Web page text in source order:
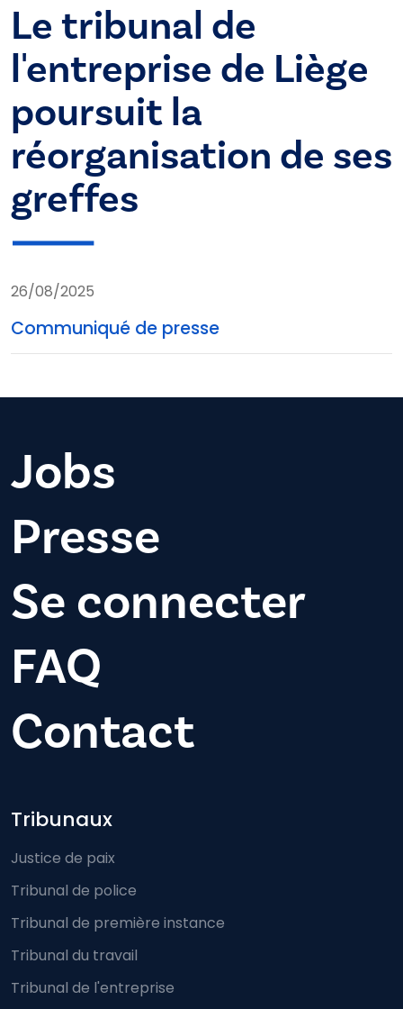
Le tribunal de
l'entreprise de Liège
poursuit la
réorganisation de ses
greffes
26/08/2025
Communiqué de presse
Jobs
Presse
Se connecter
FAQ
Contact
Footer-menu
Tribunaux
Justice de paix
Tribunal de police
Tribunal de première instance
Tribunal du travail
Tribunal de l'entreprise